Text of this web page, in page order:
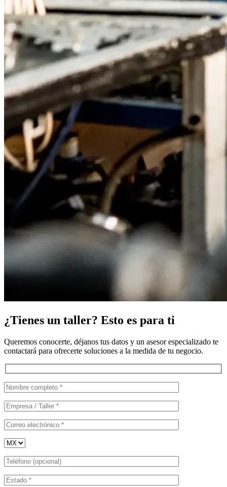
¿Tienes un taller? Esto es para ti
Queremos conocerte, déjanos tus datos y un asesor especializado te
contactará para ofrecerte soluciones a la medida de tu negocio.